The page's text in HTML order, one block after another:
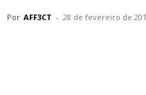
Por AFF3CT - 28 de fevereiro de